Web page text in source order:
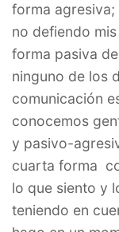
forma
no defiendo
forma pasiva
ninguno de los
comunicación
conocemos
y pasivo-
cuarta forma
lo que siento y
teniendo en